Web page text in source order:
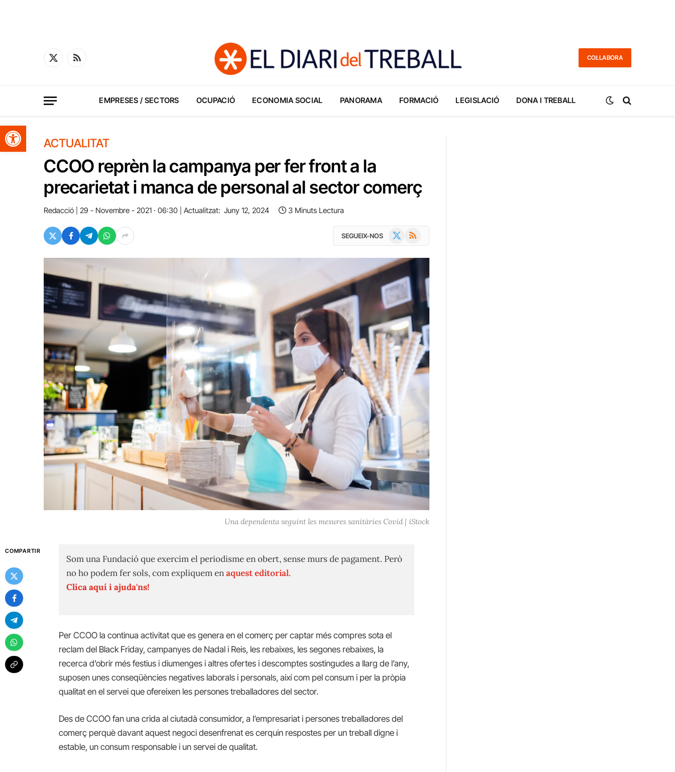
Obre la barra d'eines
X
RSS
COL·LABORA
EMPRESES / SECTORS OCUPACIÓ ECONOMIA SOCIAL PANORAMA FORMACIÓ LEGISLACIÓ DONA I TREBALL
ACTUALITAT
CCOO reprèn la campanya per fer front a la
precarietat i manca de personal al sector comerç
Redacció 29 - Novembre - 2021 · 06:30 Actualitzat: Juny 12, 2024 3 Minuts Lectura
SEGUEIX-NOS RSS
Una dependenta seguint les mesures sanitàries Covid | iStock
COMPARTIR
Som una Fundació que exercim el periodisme en obert, sense murs de pagament. Però
no ho podem fer sols, com expliquem enaquest editorial.
Clica aquí i ajuda'ns!
Per CCOO la continua activitat que es genera en el comerç per captar més compres sota el
reclam del Black Friday, campanyes de Nadal i Reis, les rebaixes, les segones rebaixes, la
recerca d’obrir més festius i diumenges i altres ofertes i descomptes sostingudes a llarg de l’any,
suposen unes conseqüències negatives laborals i personals, així com pel consum i per la pròpia
qualitat en el servei que ofereixen les persones treballadores del sector.
Des de CCOO fan una crida al ciutadà consumidor, a l’empresariat i persones treballadores del
comerç perquè davant aquest negoci desenfrenat es cerquin respostes per un treball digne i
estable, un consum responsable i un servei de qualitat.